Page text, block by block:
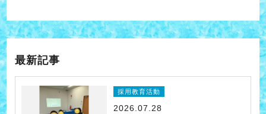
最新記事
採用教育活動
2026.07.28